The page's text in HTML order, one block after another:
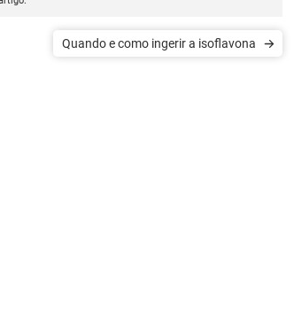
Quando e como ingerir a isoflavona